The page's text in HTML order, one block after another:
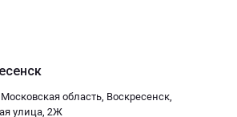
область, Воскресенск,
улица, 2Ж